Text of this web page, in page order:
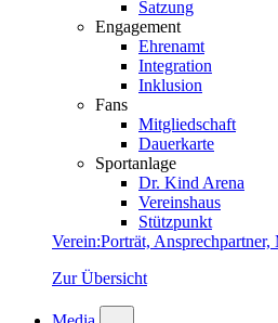
Satzung
Engagement
Ehrenamt
Integration
Inklusion
Fans
Mitgliedschaft
Dauerkarte
Sportanlage
Dr. Kind Arena
Vereinshaus
Stützpunkt
Verein:Porträt,
Zur Übersicht